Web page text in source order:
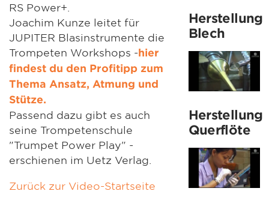
RS Power+.
Joachim Kunze leitet für
JUPITER Blasinstrumente die
Trompeten Workshops -hier
findest du den Profitipp zum
Thema Ansatz, Atmung und
Stütze.
Passend dazu gibt es auch
seine Trompetenschule
"Trumpet Power Play" -
erschienen im Uetz Verlag.
Zurück zur Video-Startseite
Herstellung
Blech
Herstellung
Querflöte